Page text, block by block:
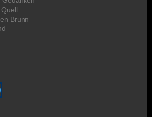
Brunn